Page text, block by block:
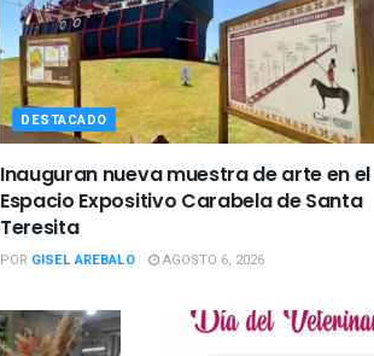
DESTACADO
Inauguran nueva muestra de arte en el
Espacio Expositivo Carabela de Santa
Teresita
POR GISEL AREBALO AGOSTO 6, 2026